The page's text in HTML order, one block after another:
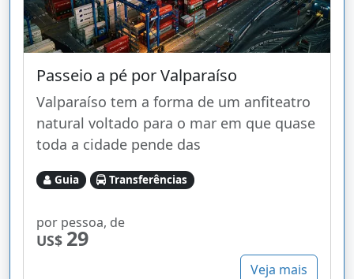
Passeio a pé por Valparaíso
Valparaíso tem a forma de um anfiteatro
natural voltado para o mar em que quase
toda a cidade pende das
Guia Transferências
por pessoa, de
US$ 29
Veja mais